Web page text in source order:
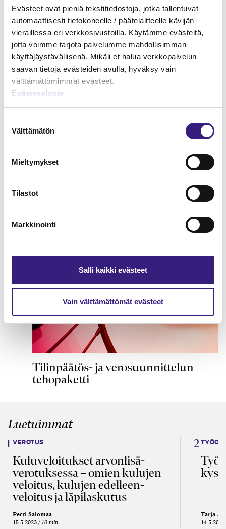
Evästeet ovat pieniä tekstitiedostoja, jotka tallentuvat
automaattisesti tietokoneelle / päätelaitteelle kävijän
vieraillessa eri verkkosivustoilla. Käytämme evästeitä,
jotta voimme tarjota palvelumme mahdollisimman
käyttäjäystävällisenä. Mikäli et halua verkkopalvelun
saavan tietoja evästeiden avulla, hyväksy vain
välttämättömimmät evästeet.
Evästeseloste
valinta
Välttämätön
Mieltymykset
Tilastot
Markkinointi
Salli kaikki evästeet
Vain välttämättömät evästeet
Kirjanpidon kulmakivet
Tilinpäätös- ja verosuunnittelun
tehopaketti
Luetuimmat
VEROTUS
Kulu­veloitukset arvon­lisä­
verotuksessa – omien kulujen
veloitus, kulujen edelleen­
veloitus ja läpi­laskutus
Petri Salomaa
15.5.2023 10 min
Tarja
14.5.2021